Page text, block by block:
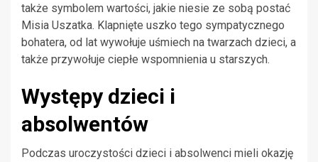
także symbolem wartości, jakie niesie ze sobą postać
Misia Uszatka. Klapnięte uszko tego sympatycznego
bohatera, od lat wywołuje uśmiech na twarzach dzieci, a
także przywołuje ciepłe wspomnienia u starszych.
Występy dzieci i
absolwentów
Podczas uroczystości dzieci i absolwenci mieli okazję